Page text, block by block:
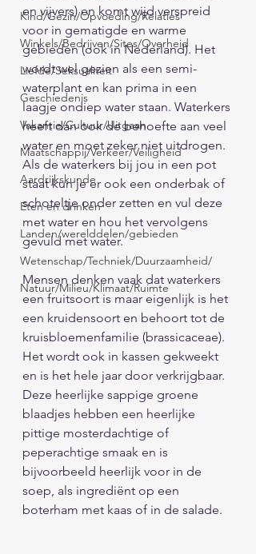
Kind/Gezin/Opvoeding/Relaties
Winkels/Bedrijven/Sites/Overheid
Liefde/Seksualiteit
Geschiedenis
Vakantie/Cultuur/Uitgaan
Maatschappij/Verkeer/Veiligheid
Aardrijkskunde
Eten en drinken
Landen/werelddelen/gebieden
Wetenschap/Techniek/Duurzaamheid/
Natuur/Milieu/Klimaat/Ruimte
en vijvers) en komt wijd verspreid
voor in gematigde en warme
gebieden (ook in Nederland). Het
wordt wel gezien als een semi-
waterplant en kan prima in een
laagje ondiep water staan. Waterkers
heeft dan ook de behoefte aan veel
water en moet zeker niet uitdrogen.
Als de waterkers bij jou in een pot
staat kun je er ook een onderbak of
schoteltje onder zetten en vul deze
met water en hou het vervolgens
gevuld met water.
Mensen denken vaak dat waterkers
een fruitsoort is maar eigenlijk is het
een kruidensoort en behoort tot de
kruisbloemenfamilie (brassicaceae).
Het wordt ook in kassen gekweekt
en is het hele jaar door verkrijgbaar.
Deze heerlijke sappige groene
blaadjes hebben een heerlijke
pittige mosterdachtige of
peperachtige smaak en is
bijvoorbeeld heerlijk voor in de
soep, als ingrediënt op een
boterham met kaas of in de salade.